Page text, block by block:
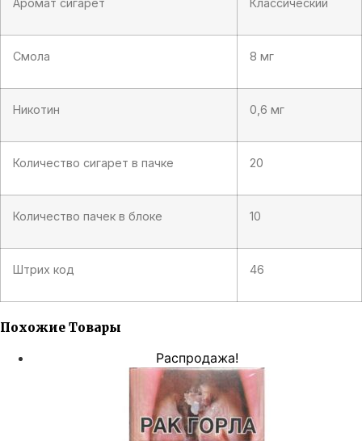
Аромат сигарет Классический
Смола 8 мг
Никотин 0,6 мг
Количество сигарет в пачке 20
Количество пачек в блоке 10
Штрих код 46
Похожие Товары
Распродажа!